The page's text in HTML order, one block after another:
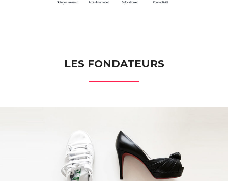
LES FONDATEURS